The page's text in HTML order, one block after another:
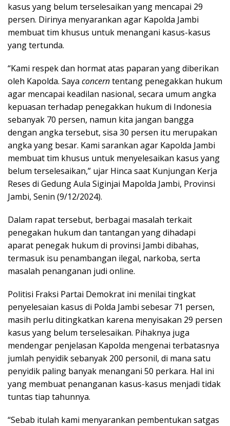
kasus yang belum terselesaikan yang mencapai 29
persen. Dirinya menyarankan agar Kapolda Jambi
membuat tim khusus untuk menangani kasus-kasus
yang tertunda.
“Kami respek dan hormat atas paparan yang diberikan
oleh Kapolda. Saya concerntentang penegakkan hukum
agar mencapai keadilan nasional, secara umum angka
kepuasan terhadap penegakkan hukum di Indonesia
sebanyak 70 persen, namun kita jangan bangga
dengan angka tersebut, sisa 30 persen itu merupakan
angka yang besar. Kami sarankan agar Kapolda Jambi
membuat tim khusus untuk menyelesaikan kasus yang
belum terselesaikan,” ujar Hinca saat Kunjungan Kerja
Reses di Gedung Aula Siginjai Mapolda Jambi, Provinsi
Jambi, Senin (9/12/2024).
Dalam rapat tersebut, berbagai masalah terkait
penegakan hukum dan tantangan yang dihadapi
aparat penegak hukum di provinsi Jambi dibahas,
termasuk isu penambangan ilegal, narkoba, serta
masalah penanganan judi online.
Politisi Fraksi Partai Demokrat ini menilai tingkat
penyelesaian kasus di Polda Jambi sebesar 71 persen,
masih perlu ditingkatkan karena menyisakan 29 persen
kasus yang belum terselesaikan. Pihaknya juga
mendengar penjelasan Kapolda mengenai terbatasnya
jumlah penyidik sebanyak 200 personil, di mana satu
penyidik paling banyak menangani 50 perkara. Hal ini
yang membuat penanganan kasus-kasus menjadi tidak
tuntas tiap tahunnya.
“Sebab itulah kami menyarankan pembentukan satgas